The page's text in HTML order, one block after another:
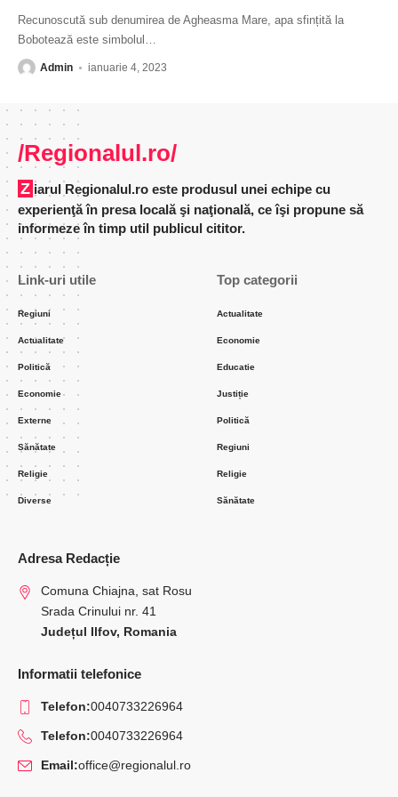
Recunoscută sub denumirea de Agheasma Mare, apa sfințită la
Bobotează este simbolul …
Admin ianuarie 4, 2023
/Regionalul.ro/
Ziarul Regionalul.ro este produsul unei echipe cu
experienţă în presa locală şi naţională, ce îşi propune să
informeze în timp util publicul cititor.
Link-uri utile
Regiuni
Actualitate
Politică
Economie
Externe
Sănătate
Religie
Diverse
Top categorii
Actualitate
Economie
Educatie
Justiție
Politică
Regiuni
Religie
Sănătate
Adresa Redacție
Comuna Chiajna, sat Rosu
Srada Crinului nr. 41
Județul Ilfov, Romania
Informatii telefonice
Telefon:0040733226964
Telefon:0040733226964
Email:office@regionalul.ro